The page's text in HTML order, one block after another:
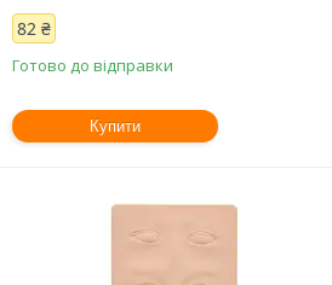
82 ₴
Готово до відправки
Купити